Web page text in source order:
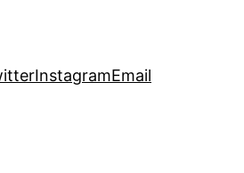
InstagramEmail